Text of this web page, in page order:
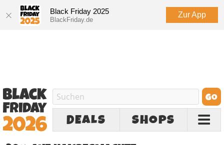
Black Friday 2025
BlackFriday.de
Zur App
DEALS SHOPS